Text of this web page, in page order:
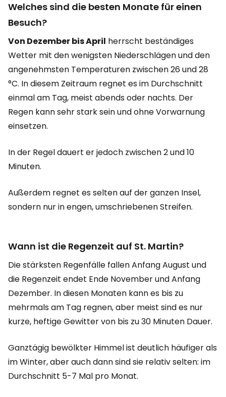
Welches sind die besten Monate für einen
Besuch?
Von Dezember bis April herrscht beständiges
Wetter mit den wenigsten Niederschlägen und den
angenehmsten Temperaturen zwischen 26 und 28
°C. In diesem Zeitraum regnet es im Durchschnitt
einmal am Tag, meist abends oder nachts. Der
Regen kann sehr stark sein und ohne Vorwarnung
einsetzen.
In der Regel dauert er jedoch zwischen 2 und 10
Minuten.
Außerdem regnet es selten auf der ganzen Insel,
sondern nur in engen, umschriebenen Streifen.
Wann ist die Regenzeit auf St. Martin?
Die stärksten Regenfälle fallen Anfang August und
die Regenzeit endet Ende November und Anfang
Dezember. In diesen Monaten kann es bis zu
mehrmals am Tag regnen, aber meist sind es nur
kurze, heftige Gewitter von bis zu 30 Minuten Dauer.
Ganztägig bewölkter Himmel ist deutlich häufiger als
im Winter, aber auch dann sind sie relativ selten: im
Durchschnitt 5-7 Mal pro Monat.